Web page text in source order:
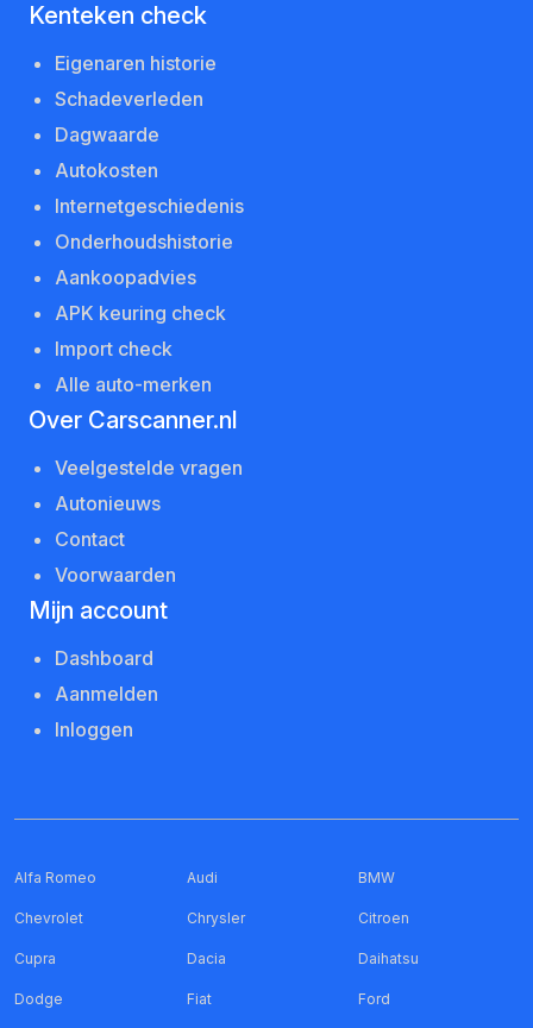
Kenteken check
Eigenaren historie
Schadeverleden
Dagwaarde
Autokosten
Internetgeschiedenis
Onderhoudshistorie
Aankoopadvies
APK keuring check
Import check
Alle auto-merken
Over Carscanner.nl
Veelgestelde vragen
Autonieuws
Contact
Voorwaarden
Mijn account
Dashboard
Aanmelden
Inloggen
Alfa Romeo Audi BMW
Chevrolet Chrysler Citroen
Cupra Dacia Daihatsu
Dodge Fiat Ford